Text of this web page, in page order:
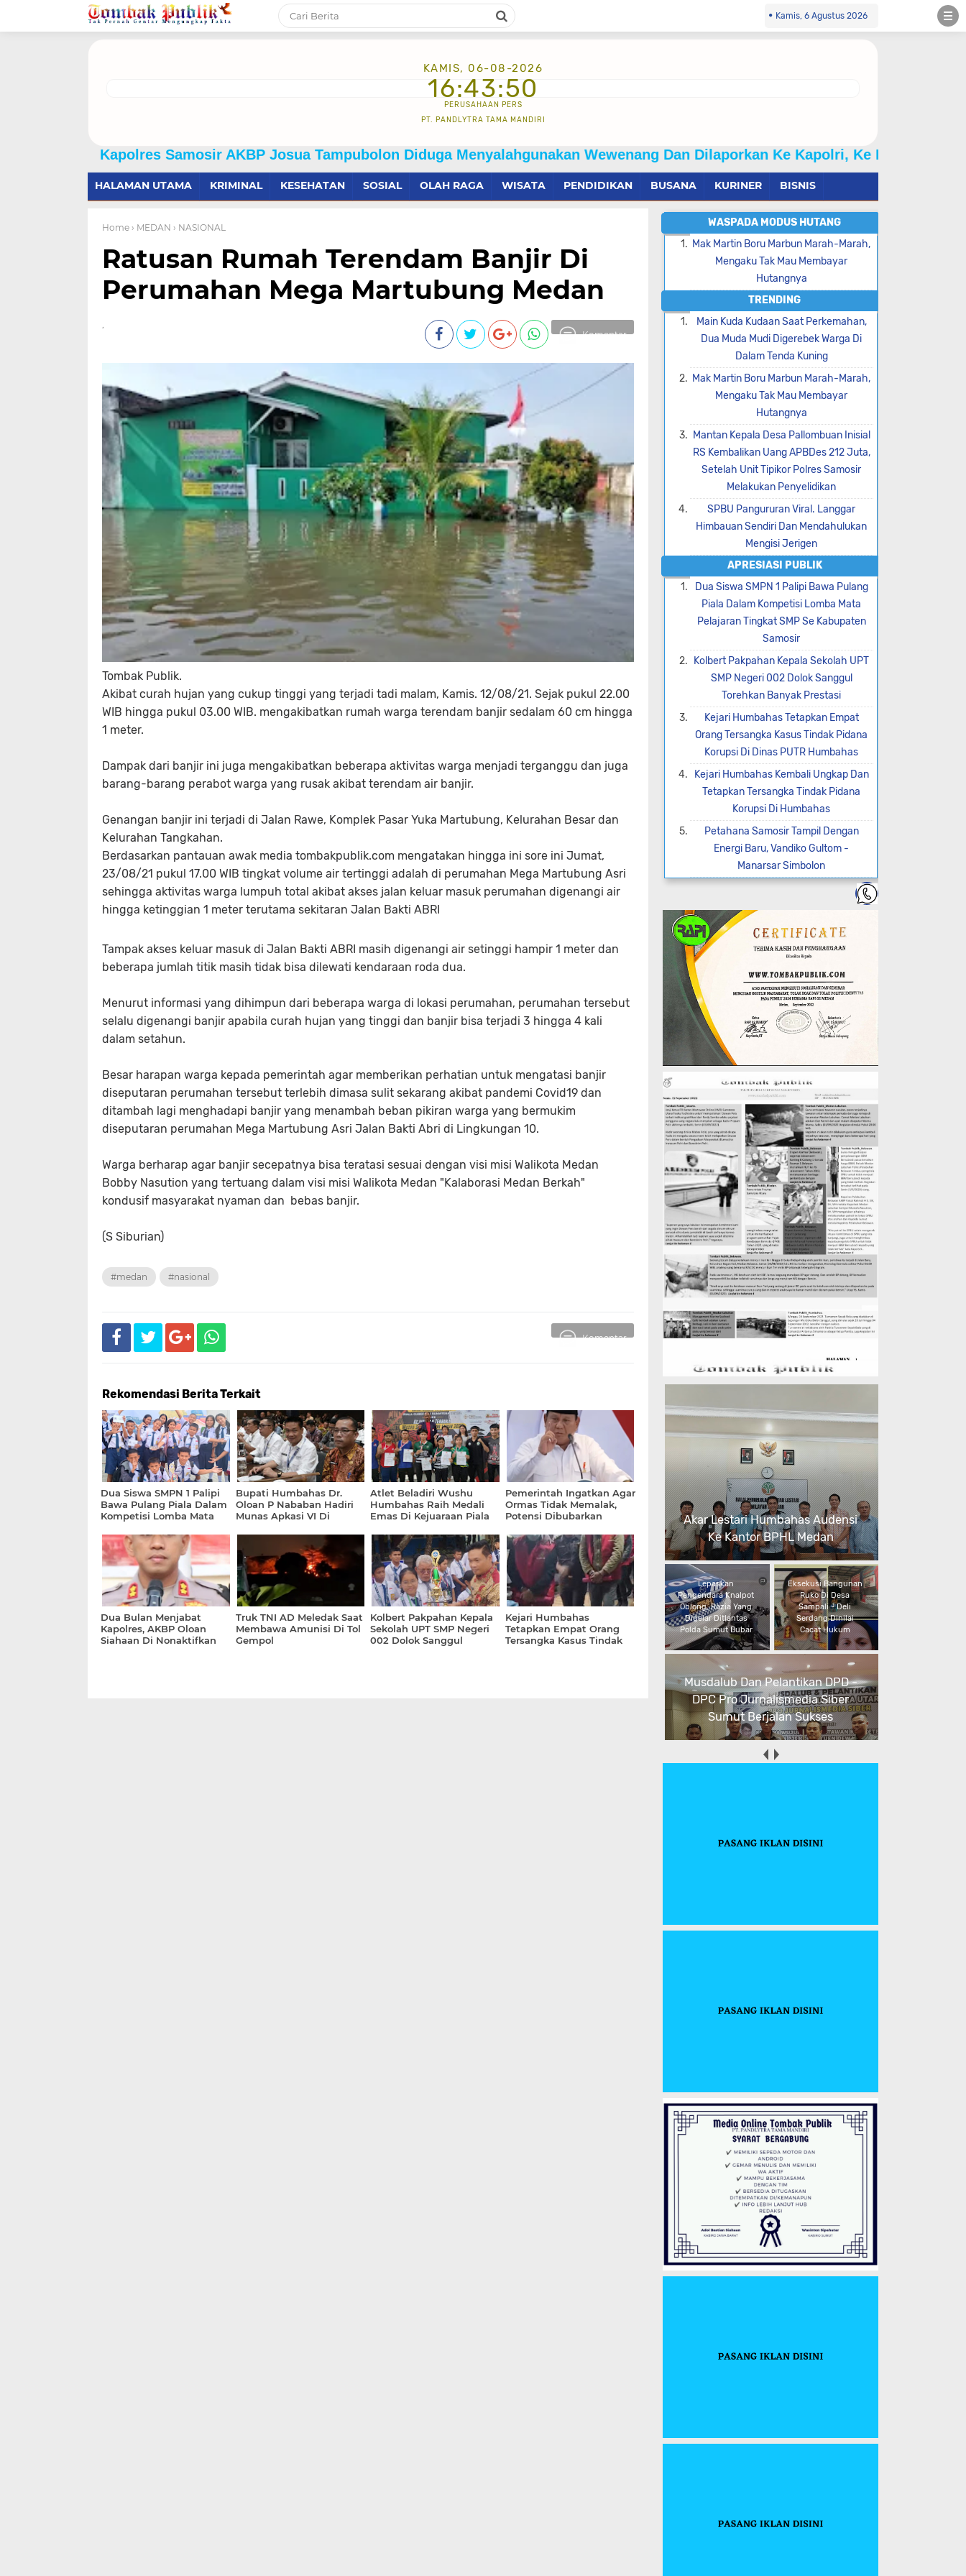
Kamis, 6 Agustus 2026
KAMIS, 06-08-2026
16:43:51
PERUSAHAAN PERS
PT. PANDLYTRA TAMA MANDIRI
Kapolres Samosir AKBP Josua Tampubolon Diduga Menyalahgunakan Wewenang Dan Dilaporkan Ke Kapolri, Ke Irwasum Polri, Ke
HALAMAN UTAMA KRIMINAL KESEHATAN SOSIAL OLAH RAGA WISATA PENDIDIKAN BUSANA KURINER BISNIS
Home › MEDAN › NASIONAL
Ratusan Rumah Terendam Banjir Di
Perumahan Mega Martubung Medan
Komentar
Tombak Publik.
Akibat curah hujan yang cukup tinggi yang terjadi tadi malam, Kamis. 12/08/21. Sejak pukul 22.00
WIB hingga pukul 03.00 WIB. mengakibatkan rumah warga terendam banjir sedalam 60 cm hingga
1 meter.
Dampak dari banjir ini juga mengakibatkan beberapa aktivitas warga menjadi terganggu dan juga
barang-barang perabot warga yang rusak akibat terendam air banjir.
Genangan banjir ini terjadi di Jalan Rawe, Komplek Pasar Yuka Martubung, Kelurahan Besar dan
Kelurahan Tangkahan.
Berdasarkan pantauan awak media tombakpublik.com mengatakan hingga ini sore ini Jumat,
23/08/21 pukul 17.00 WIB tingkat volume air tertinggi adalah di perumahan Mega Martubung Asri
sehingga aktivitas warga lumpuh total akibat akses jalan keluar masuk perumahan digenangi air
hingga ketinggian 1 meter terutama sekitaran Jalan Bakti ABRI
Tampak akses keluar masuk di Jalan Bakti ABRI masih digenangi air setinggi hampir 1 meter dan
beberapa jumlah titik masih tidak bisa dilewati kendaraan roda dua.
Menurut informasi yang dihimpun dari beberapa warga di lokasi perumahan, perumahan tersebut
selalu digenangi banjir apabila curah hujan yang tinggi dan banjir bisa terjadi 3 hingga 4 kali
dalam setahun.
Besar harapan warga kepada pemerintah agar memberikan perhatian untuk mengatasi banjir
diseputaran perumahan tersebut terlebih dimasa sulit sekarang akibat pandemi Covid19 dan
ditambah lagi menghadapi banjir yang menambah beban pikiran warga yang bermukim
diseputaran perumahan Mega Martubung Asri Jalan Bakti Abri di Lingkungan 10.
Warga berharap agar banjir secepatnya bisa teratasi sesuai dengan visi misi Walikota Medan
Bobby Nasution yang tertuang dalam visi misi Walikota Medan "Kalaborasi Medan Berkah"
kondusif masyarakat nyaman dan bebas banjir.
(S Siburian)
#medan #nasional
Komentar
Rekomendasi Berita Terkait
Dua Siswa SMPN 1 Palipi
Bawa Pulang Piala Dalam
Kompetisi Lomba Mata
Kabupaten Samosir
Bupati Humbahas Dr.
Oloan P Nababan Hadiri
Munas Apkasi VI Di
Atlet Beladiri Wushu
Humbahas Raih Medali
Emas Di Kejuaraan Piala
Pemerintah Ingatkan Agar
Ormas Tidak Memalak,
Potensi Dibubarkan
Dua Bulan Menjabat
Kapolres, AKBP Oloan
Siahaan Di Nonaktifkan
Truk TNI AD Meledak Saat
Membawa Amunisi Di Tol
Gempol
Kolbert Pakpahan Kepala
Sekolah UPT SMP Negeri
002 Dolok Sanggul
Kejari Humbahas
Tetapkan Empat Orang
Tersangka Kasus Tindak
WASPADA MODUS HUTANG
Mak Martin Boru Marbun Marah-Marah,
Mengaku Tak Mau Membayar
Hutangnya
TRENDING
Main Kuda Kudaan Saat Perkemahan,
Dua Muda Mudi Digerebek Warga Di
Dalam Tenda Kuning
Mak Martin Boru Marbun Marah-Marah,
Mengaku Tak Mau Membayar
Hutangnya
Mantan Kepala Desa Pallombuan Inisial
RS Kembalikan Uang APBDes 212 Juta,
Setelah Unit Tipikor Polres Samosir
Melakukan Penyelidikan
SPBU Pangururan Viral. Langgar
Himbauan Sendiri Dan Mendahulukan
Mengisi Jerigen
APRESIASI PUBLIK
Dua Siswa SMPN 1 Palipi Bawa Pulang
Piala Dalam Kompetisi Lomba Mata
Pelajaran Tingkat SMP Se Kabupaten
Samosir
Kolbert Pakpahan Kepala Sekolah UPT
SMP Negeri 002 Dolok Sanggul
Torehkan Banyak Prestasi
Kejari Humbahas Tetapkan Empat
Orang Tersangka Kasus Tindak Pidana
Korupsi Di Dinas PUTR Humbahas
Kejari Humbahas Kembali Ungkap Dan
Tetapkan Tersangka Tindak Pidana
Korupsi Di Humbahas
Petahana Samosir Tampil Dengan
Energi Baru, Vandiko Gultom -
Manarsar Simbolon
Akar Lestari Humbahas Audensi
Ke Kantor BPHL Medan
Lepaskan
Pengendara Knalpot
Oblong, Razia Yang
Digelar Ditlantas
Polda Sumut Bubar
Eksekusi Bangunan
Ruko Di Desa
Sampali - Deli
Serdang Dinilai
Cacat Hukum
Musdalub Dan Pelantikan DPD -
DPC Pro Jurnalismedia Siber
Sumut Berjalan Sukses